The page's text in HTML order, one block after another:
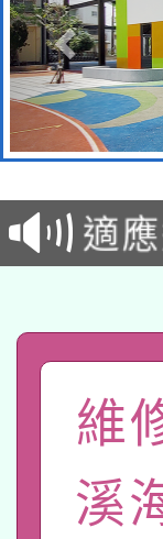
本
甄
適
本
暨
科
礎
A3
「
有
維
溪